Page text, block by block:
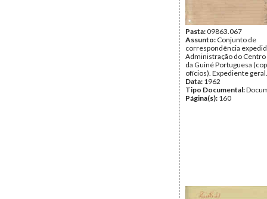
Pasta:09863.067
Assunto: Conjunto de
correspondência
Administração do Centro
da Guiné Portuguesa
ofícios). Expediente geral.
Data: 1962
Tipo Documental:
Página(s): 160